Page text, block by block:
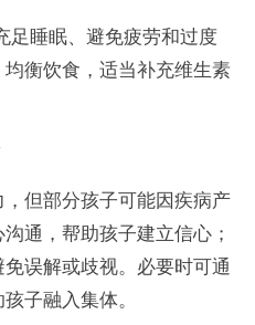
足睡眠、避免疲劳和过度
衡饮食，适当补充维生素
但部分孩子可能因疾病产
通，帮助孩子建立信心；
误解或歧视。必要时可通
子融入集体。